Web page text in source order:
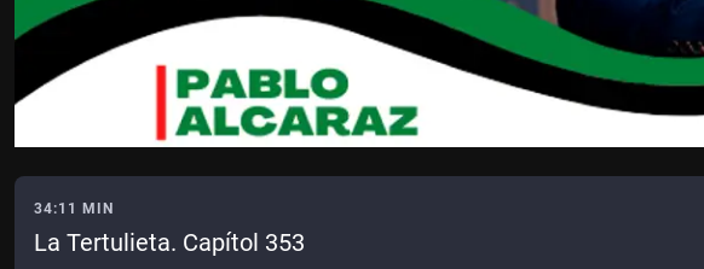
34:11 MIN
La Tertulieta. Capítol 353